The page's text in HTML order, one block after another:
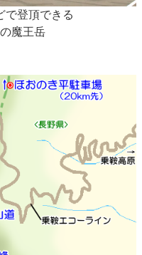
で登頂できる
魔王岳